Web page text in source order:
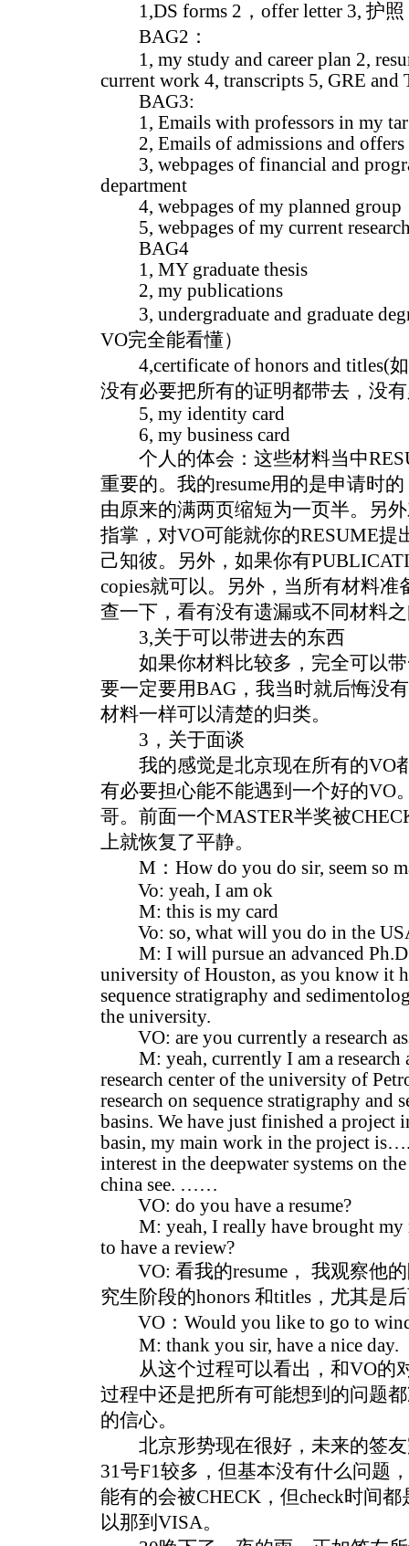
1,DS forms 2，offer letter 3, 护照
BAG2：
1, my study and career plan 2,
current work 4, transcripts 5, GRE and
BAG3:
1, Emails with professors in my
2, Emails of admissions and offers
3, webpages of financial and
department
4, webpages of my planned group
5, webpages of my current
BAG4
1, MY graduate thesis
2, my publications
3, undergraduate and graduate
VO完全能看懂）
4,certificate of honors and titles(
没有必要把所有的证明都带去，没
5, my identity card
6, my business card
个人的体会：这些材料当中
重要的。我的resume用的是申请时
由原来的满两页缩短为一页半。另
指掌，对VO可能就你的RESUME提
己知彼。另外，如果你有
copies就可以。另外，当所有材料
查一下，看有没有遗漏或不同材料
3,关于可以带进去的东西
如果你材料比较多，完全可以带
要一定要用BAG，我当时就后悔没
材料一样可以清楚的归类。
3，关于面谈
我的感觉是北京现在所有的VO
有必要担心能不能遇到一个好的VO
哥。前面一个MASTER半奖被
上就恢复了平静。
M：How do you do sir, seem so
Vo: yeah, I am ok
M: this is my card
Vo: so, what will you do in the
M: I will pursue an advanced Ph.D
university of Houston, as you know it
sequence stratigraphy and
the university.
VO: are you currently a research
M: yeah, currently I am a research
research center of the university of
research on sequence stratigraphy and
basins. We have just finished a project
basin, my main work in the project
interest in the deepwater systems on
china see. ……
VO: do you have a resume?
M: yeah, I really have brought my
to have a review?
VO: 看我的resume， 我观察他的
究生阶段的honors 和titles，尤其是
VO：Would you like to go to
M: thank you sir, have a nice day.
从这个过程可以看出，和VO的
过程中还是把所有可能想到的问题
的信心。
北京形势现在很好，未来的签友
31号F1较多，但基本没有什么问题
能有的会被CHECK，但check时间
以那到VISA。